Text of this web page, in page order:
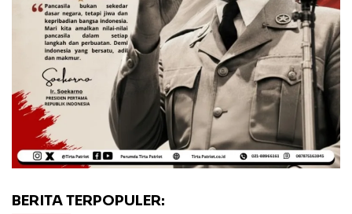
BERITA TERPOPULER: